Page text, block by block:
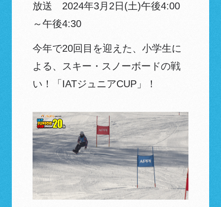
放送 2024年3月2日(土)午後4:00
～午後4:30
今年で20回目を迎えた、小学生に
よる、スキー・スノーボードの戦
い！「IATジュニアCUP」！